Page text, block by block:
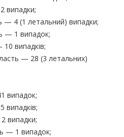
випадки;
— 4 (1 летальний) випадки;
— 1 випадок;
випадків;
— 28 (3 летальних)
випадок;
випадків;
випадки;
— 1 випадок;